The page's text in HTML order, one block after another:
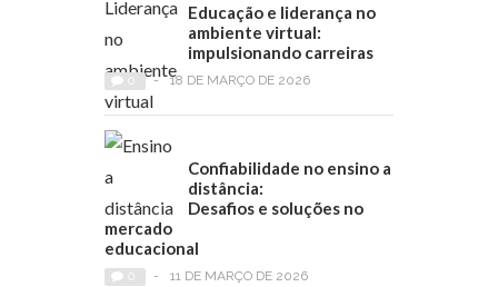
Educação e liderança no
ambiente virtual:
impulsionando carreiras
- 18 DE MARÇO DE 2026
Confiabilidade no ensino a
distância:
Desafios e soluções no
mercado
educacional
- 11 DE MARÇO DE 2026